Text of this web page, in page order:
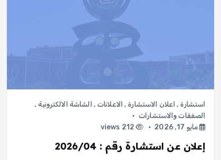
استشارة , اعلان الاستشارة , الاعلانات , الشاشة الالكترونية ,
الصفقات والاستشارات
مايو 17, 2026
212 views
إعلان عن استشارة رقم : 2026/04